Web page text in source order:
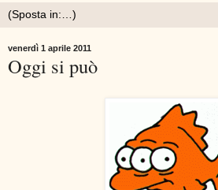
venerdì 1 aprile 2011
Oggi si può